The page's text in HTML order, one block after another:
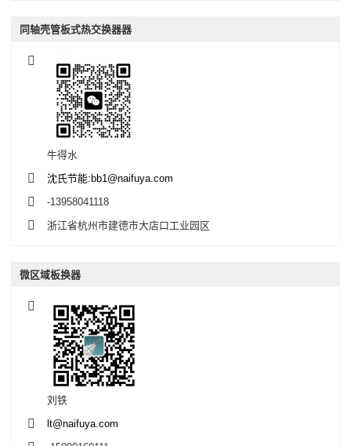
同轴壳管板式热交换器器
牛得水
沈氏节能:bb1@naifuya.com
-13958041118
浙江省杭州市建德市大店口工业园区
微区域板换器
刘铁
lt@naifuya.com